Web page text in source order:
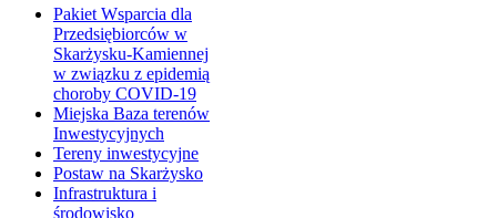
Pakiet Wsparcia dla
Przedsiębiorców w
Skarżysku-Kamiennej
w związku z epidemią
choroby COVID-19
Miejska Baza terenów
Inwestycyjnych
Tereny inwestycyjne
Postaw na Skarżysko
Infrastruktura i
środowisko